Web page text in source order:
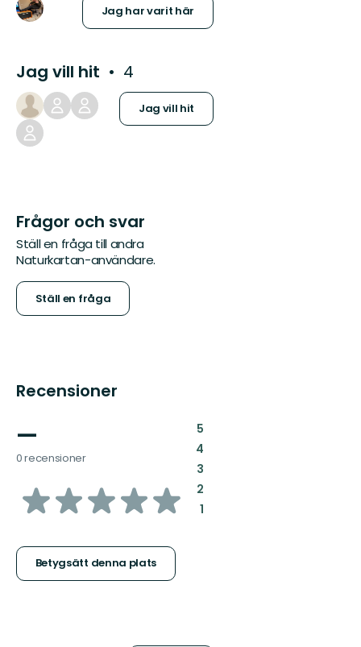
Jag har varit här
Jag vill hit 4
Jag vill hit
Frågor och svar
Ställ en fråga till andra
Naturkartan-användare.
Ställ en fråga
Recensioner
—
0 recensioner
av
stjärnor
Betygsätt denna plats
5:
4:
3:
2:
1: